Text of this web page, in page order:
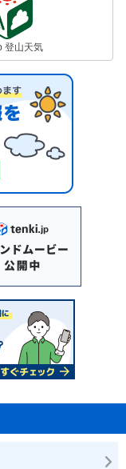
登山天気